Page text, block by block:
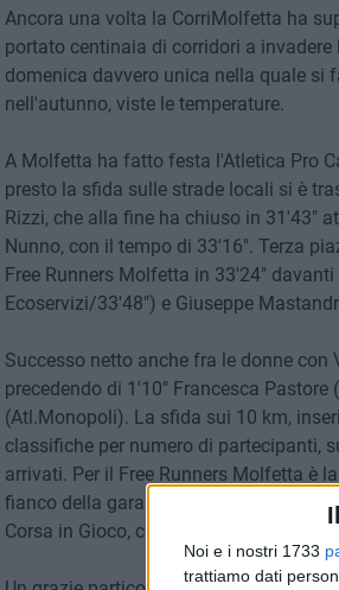
Noi e i nostri 1733
trattiamo dati
Ancora una volta la CorriMolfetta ha
portato centinaia di corridori a
domenica davvero unica nella quale si
nell'autunno, viste le temperature.
A Molfetta ha fatto festa l'Atletica Pro
presto la sfida sulle strade locali si è
Rizzi, che alla fine ha chiuso in 31'43"
Nunno, con il tempo di 33'16". Terza
Free Runners Molfetta in 33'24"
Ecoservizi/33'48") e Giuseppe
Successo netto anche fra le donne
precedendo di 1'10" Francesca
(Atl.Monopoli). La sfida sui 10 km,
classifiche per numero di partecipanti,
arrivati. Per il Free Runners Molfetta è
fianco della gara competitiva
Corsa in Gioco, che ha coinvolto un